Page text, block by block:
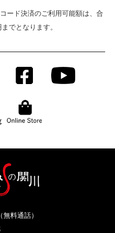
ード決済のご利用可能額は、合
でとなります。
料通話）